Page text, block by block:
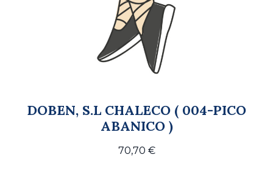
DOBEN, S.L CHALECO ( 004-PICO
ABANICO )
70,70 €